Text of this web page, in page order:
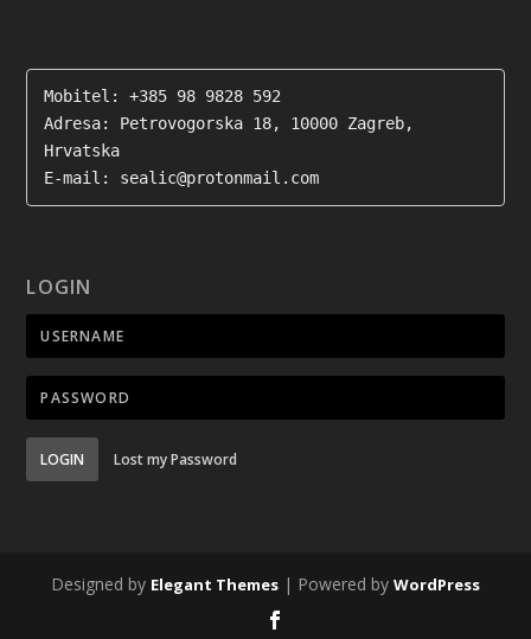
Mobitel: +385 98 9828 592
Adresa: Petrovogorska 18, 10000 Zagreb,
Hrvatska
E-mail: sealic@protonmail.com
LOGIN
LOGIN Lost my Password
Designed by Elegant Themes | Powered by WordPress